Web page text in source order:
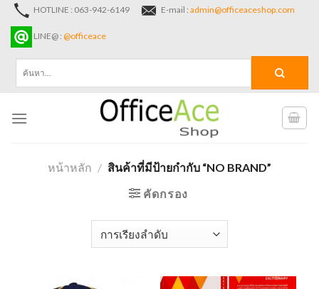
Skip
content
HOTLINE : 063-942-6149 E-mail : admin@officeaceshop.com
LINE@ : @officeace
หน้าหลัก / สินค้าที่มีป้ายกำกับ “NO BRAND”
คัดกรอง